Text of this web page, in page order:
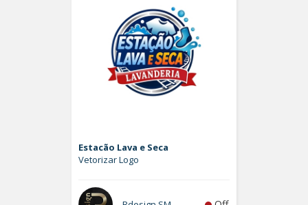
Estacão Lava e Seca
Vetorizar Logo